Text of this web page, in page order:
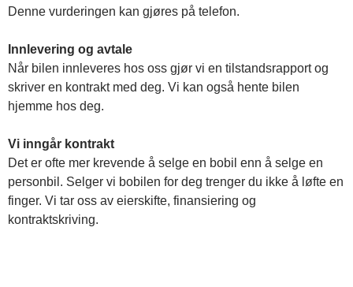
Denne vurderingen kan gjøres på telefon.
Innlevering og avtale
Når bilen innleveres hos oss gjør vi en tilstandsrapport og
skriver en kontrakt med deg. Vi kan også hente bilen
hjemme hos deg.
Vi inngår kontrakt
Det er ofte mer krevende å selge en bobil enn å selge en
personbil. Selger vi bobilen for deg trenger du ikke å løfte en
finger. Vi tar oss av eierskifte, finansiering og
kontraktskriving.